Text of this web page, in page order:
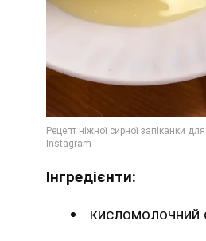
Інгредієнти:
кисломолочний